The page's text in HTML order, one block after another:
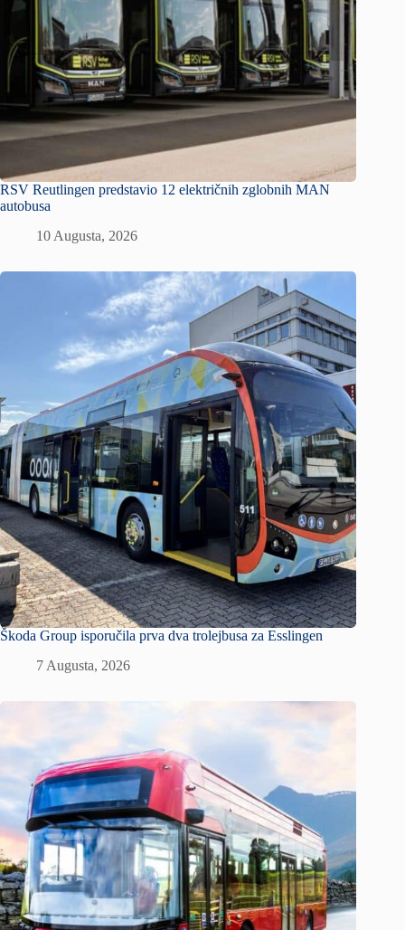
RSV Reutlingen predstavio 12 električnih zglobnih MAN
autobusa
10 Augusta, 2026
Škoda Group isporučila prva dva trolejbusa za Esslingen
7 Augusta, 2026